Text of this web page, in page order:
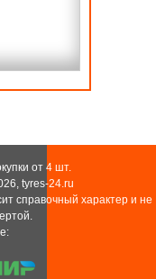
от 4 шт.
tyres-24.ru
справочный характер и не